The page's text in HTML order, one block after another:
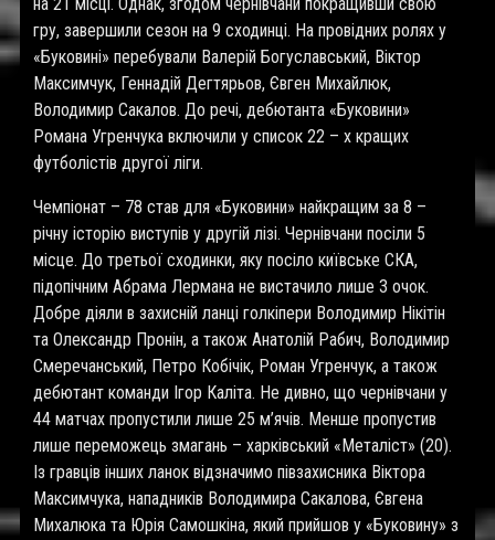
гру, завершили сезон на 9 сходинці. На провідних ролях у
«Буковині» перебували Валерій Богуславський, Віктор
Максимчук, Геннадій Дегтярьов, Євген Михайлюк,
Володимир Сакалов. До речі, дебютанта «Буковини»
Романа Угренчука включили у список 22 – х кращих
футболістів другої ліги.
Чемпіонат – 78 став для «Буковини» найкращим за 8 –
річну історію виступів у другій лізі. Чернівчани посіли 5
місце. До третьої сходинки, яку посіло київське СКА,
підопічним Абрама Лермана не вистачило лише 3 очок.
Добре діяли в захисній ланці голкіпери Володимир Нікітін
та Олександр Пронін, а також Анатолій Рабич, Володимир
Смеречанський, Петро Кобічік, Роман Угренчук, а також
дебютант команди Ігор Каліта. Не дивно, що чернівчани у
44 матчах пропустили лише 25 м’ячів. Менше пропустив
лише переможець змагань – харківський «Металіст» (20).
Із гравців інших ланок відзначимо півзахисника Віктора
Максимчука, нападників Володимира Сакалова, Євгена
Михалюка та Юрія Самошкіна, який прийшов у «Буковину» з